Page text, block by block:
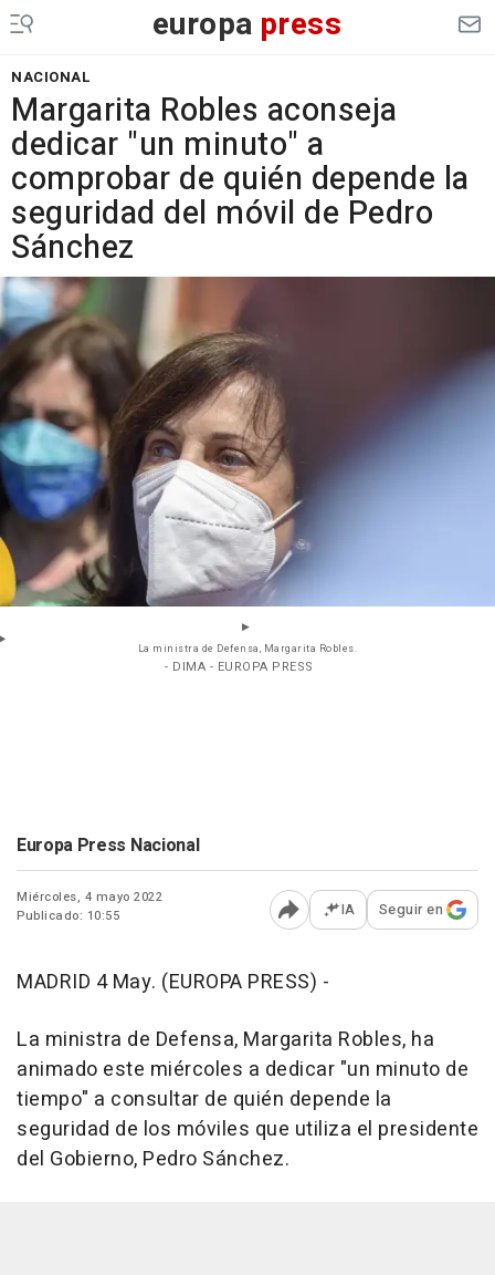
europa press
NACIONAL
Margarita Robles aconseja
dedicar "un minuto" a
comprobar de quién depende la
seguridad del móvil de Pedro
Sánchez
La ministra de Defensa, Margarita Robles.
- DIMA - EUROPA PRESS
Europa Press Nacional
Miércoles, 4 mayo 2022
Publicado: 10:55
Abrir opciones para
IA Seguir en
MADRID 4 May. (EUROPA PRESS) -
La ministra de Defensa, Margarita Robles, ha
animado este miércoles a dedicar "un minuto de
tiempo" a consultar de quién depende la
seguridad de los móviles que utiliza el presidente
del Gobierno, Pedro Sánchez.